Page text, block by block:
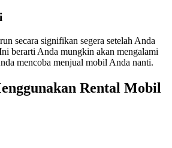
secara signifikan segera setelah Anda
berarti Anda mungkin akan mengalami
mencoba menjual mobil Anda nanti.
Rental Mobil